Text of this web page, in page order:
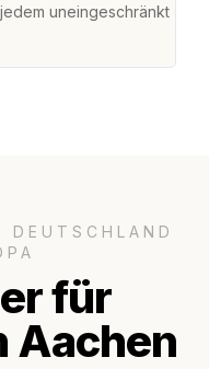
uneingeschränkt
für
Aachen